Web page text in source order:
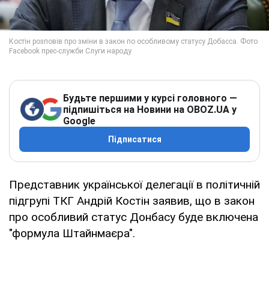
Будьте першими у курсі головного —
підпишіться на Новини на OBOZ.UA у
Google
Підписатися
Представник української делегації в політичній
підгрупі ТКГ Андрій Костін заявив, що в закон
про особливий статус Донбасу буде включена
"формула Штайнмаєра".